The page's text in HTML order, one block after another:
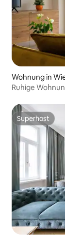
Wohnung in
Ruhige
Superhost
Superhost